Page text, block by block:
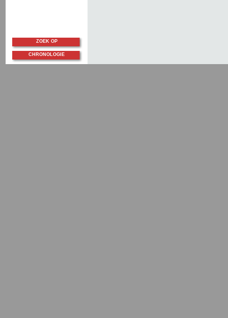
ZOEK OP
CHRONOLOGIE